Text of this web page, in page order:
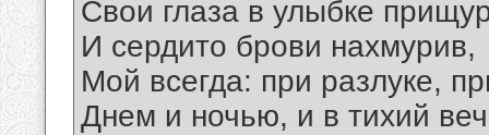
Свои глаза в улыбке
И сердито брови нахмурив,
Мой всегда: при разлуке,
Днем и ночью, и в тихий